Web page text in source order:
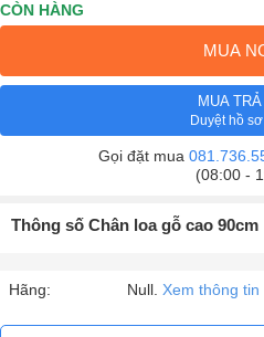
CÒN HÀNG
MUA
MUA
Duyệt hồ
Gọi đặt mua
(08:00 -
Thông số Chân loa gỗ cao 90cm
Hãng: Null. Xem thông tin